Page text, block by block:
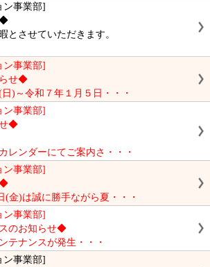
ン事業部]
◆
とさせていただきます。
ン事業部]
せ◆
)～令和７年１月５日・・・
ン事業部]
◆
レンダーにてご案内さ・・・
ン事業部]
◆
(金)は誠に勝手ながら夏・・・
ン事業部]
のお知らせ◆
テナンスが発生・・・
ン事業部]